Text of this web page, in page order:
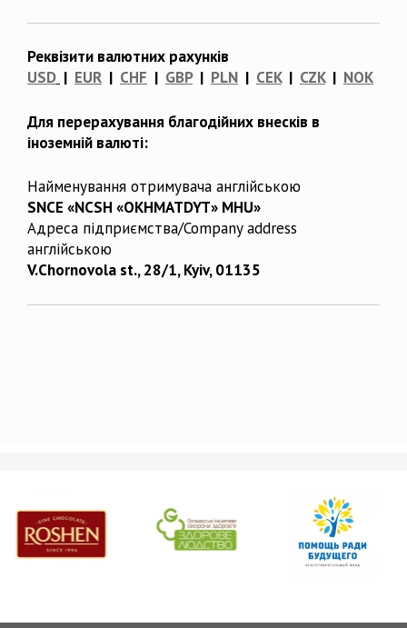
Реквізити валютних рахунків
USD | EUR | CHF | GBP| PLN | CEK| CZK| NOK
Для перерахування благодійних внесків в
іноземній валюті:
Найменування отримувача англійською
SNCE «NCSH «OKHMATDYT» MHU»
Адреса підприємства/Company address
англійською
V.Chornovola st., 28/1, Kyiv, 01135